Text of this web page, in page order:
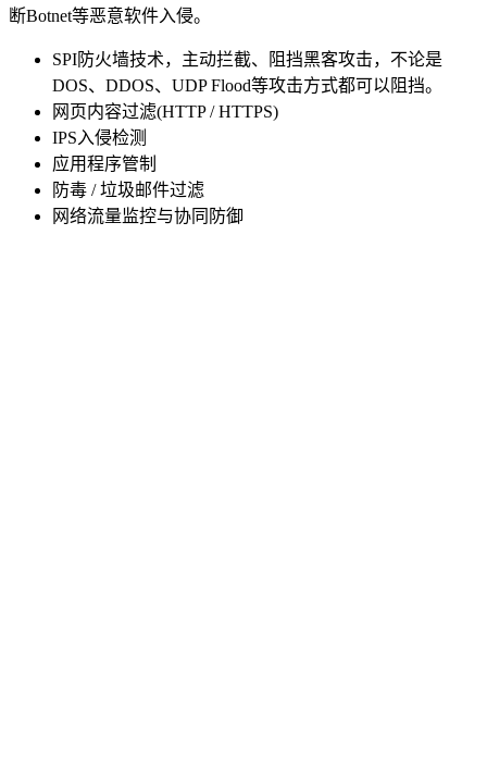
断Botnet等恶意软件入侵。
SPI防火墙技术，主动拦截、阻挡黑客攻击，不论是
DOS、DDOS、UDP Flood等攻击方式都可以阻挡。
网页内容过滤(HTTP / HTTPS)
IPS入侵检测
应用程序管制
防毒 / 垃圾邮件过滤
网络流量监控与协同防御